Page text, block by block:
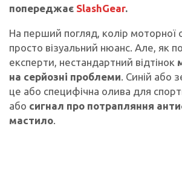
попереджає SlashGear.
На перший погляд, колір моторної
просто візуальний нюанс. Але, як
експерти, нестандартний відтінок
на серйозні проблеми. Синій або
це або специфічна олива для
або сигнал про потрапляння
мастило.